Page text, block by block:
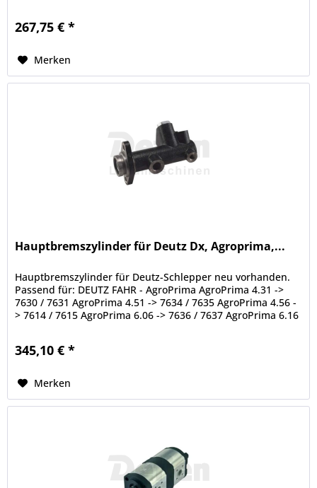
267,75 € *
Merken
Hauptbremszylinder für Deutz Dx, Agroprima,...
Hauptbremszylinder für Deutz-Schlepper neu vorhanden.
Passend für: DEUTZ FAHR - AgroPrima AgroPrima 4.31 ->
7630 / 7631 AgroPrima 4.51 -> 7634 / 7635 AgroPrima 4.56 -
> 7614 / 7615 AgroPrima 6.06 -> 7636 / 7637 AgroPrima 6.16
345,10 € *
Merken